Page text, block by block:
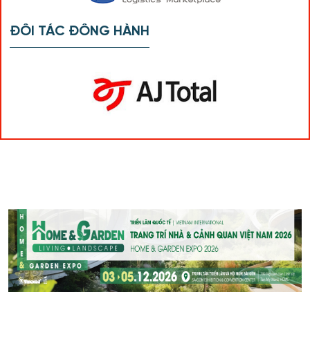
ĐỐI TÁC ĐỒNG HÀNH